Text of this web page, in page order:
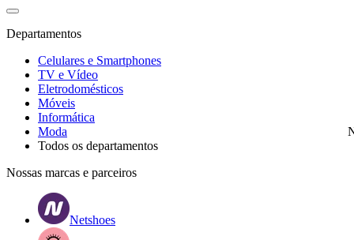
Departamentos
Celulares e Smartphones
TV e Vídeo
Eletrodomésticos
Móveis
Informática
Moda
Todos os departamentos
Nossas marcas e parceiros
Netshoes